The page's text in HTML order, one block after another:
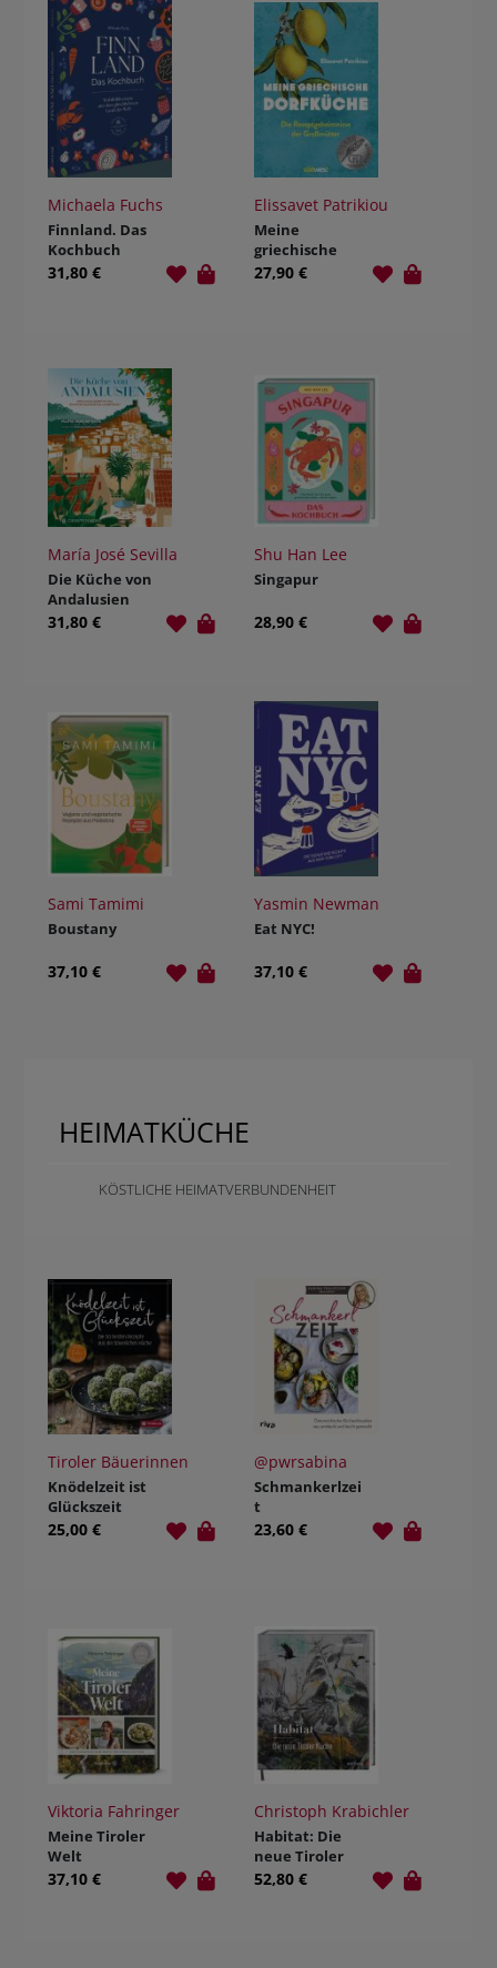
Michaela Fuchs
Finnland. Das
Kochbuch
31,80 €
Elissavet Patrikiou
Meine
griechische
Dorfküche
27,90 €
María José Sevilla
Die Küche von
Andalusien
31,80 €
Shu Han Lee
Singapur
28,90 €
Sami Tamimi
Boustany
37,10 €
Yasmin Newman
Eat NYC!
37,10 €
HEIMATKÜCHE
KÖSTLICHE HEIMATVERBUNDENHEIT
Tiroler Bäuerinnen
Knödelzeit ist
Glückszeit
25,00 €
@pwrsabina
Schmankerlzei
t
23,60 €
Viktoria Fahringer
Meine Tiroler
Welt
37,10 €
Christoph Krabichler
Habitat: Die
neue Tiroler
Küche
52,80 €